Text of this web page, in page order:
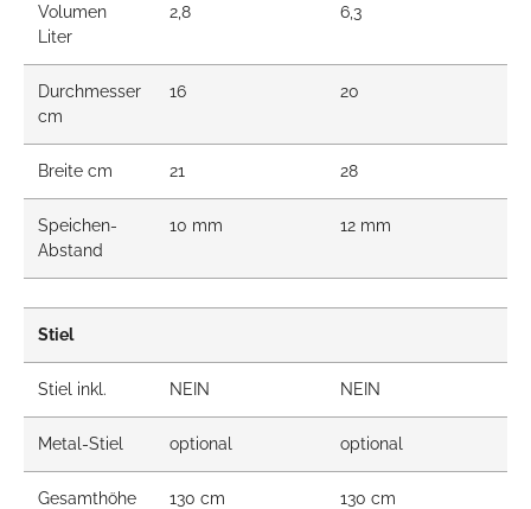
Volumen
Liter
2,8 6,3
Durchmesser
cm
16 20
Breite cm 21 28
Speichen-
Abstand
10 mm 12 mm
Stiel
Stiel inkl. NEIN NEIN
Metal-Stiel optional optional
Gesamthöhe
130 cm 130 cm